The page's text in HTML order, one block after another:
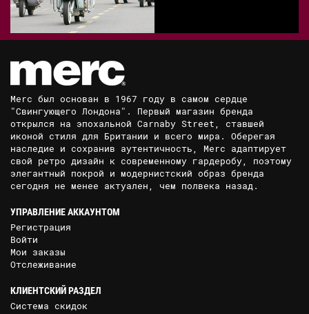
Merc был основан в 1967 году в самом сердце
"Свингующего Лондона". Первый магазин бренда
открылся на эпохальной Carnaby Street, ставшей
иконой стиля для Британии и всего мира. Оберегая
наследие и сохранив аутентичность, Merc адаптирует
свой ретро дизайн к современному гардеробу, поэтому
элегантный покрой и модернистский образ бренда
сегодня не менее актуален, чем полвека назад.
УПРАВЛЕНИЕ АККАУНТОМ
Регистрация
Войти
Мои заказы
Отслеживание
КЛИЕНТСКИЙ РАЗДЕЛ
Система скидок